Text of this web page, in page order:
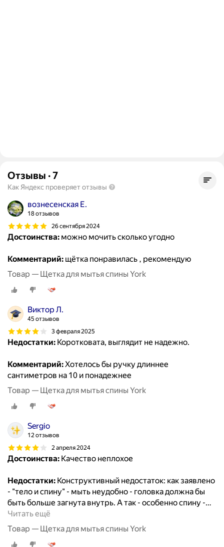
Отзывы ·7
Как Яндекс проверяет отзывы
вознесенская Е.
18 отзывов
26 сентября 2024
Достоинства: можно мочить сколько угодно
Комментарий: щётка понравилась , рекомендую
Товар — Щетка для мытья спины York
Виктор Л.
45 отзывов
3 февраля 2025
Недостатки: Коротковата, выглядит не надежно.
Комментарий:Хотелось бы ручку длиннее
сантиметров на 10 и понадежнее
Товар — Щетка для мытья спины York
Sergio
12 отзывов
2 апреля 2024
Достоинства: Качество неплохое
Недостатки: Конструктивный недостаток: как заявлено
- "тело и спину" - мыть неудобно - головка должна бы
быть больше загнута внутрь. А так - особенно спину -…
Читать ещё
Товар — Щетка для мытья спины York